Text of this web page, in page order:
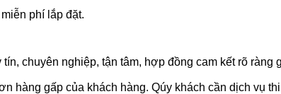
phí lắp đặt.
tín, chuyên nghiệp, tận tâm, hợp đồng cam kết rõ
hàng gấp của khách hàng. Qúy khách cần dịch vụ